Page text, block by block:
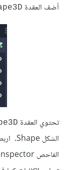
أضف العقدة
تحتوي العقدة
الشكل Shape. اربط بهذه الخاصية عقدة